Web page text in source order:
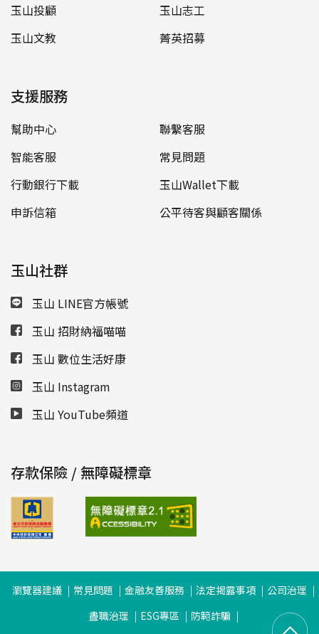
玉山投顧
玉山志工
玉山文教
菁英招募
支援服務
幫助中心
聯繫客服
智能客服
常見問題
行動銀行下載
玉山Wallet下載
申訴信箱
公平待客與顧客關係
玉山社群
玉山 LINE官方帳號
玉山 招財納福喵喵
玉山 數位生活好康
玉山 Instagram
玉山 YouTube頻道
存款保險 / 無障礙標章
瀏覽器建議 常見問題 金融友善服務 法定揭露事項
公司治理
盡職治理
ESG專區
防範詐騙